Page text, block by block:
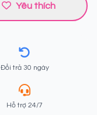
Yêu thích
Đổi trả 30 ngày
Hỗ trợ 24/7